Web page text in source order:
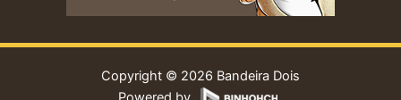
Copyright © 2026 Bandeira Dois